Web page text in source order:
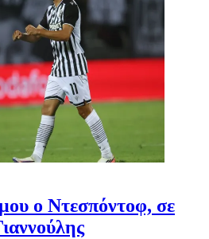
ο Ντεσπόντοφ, σε